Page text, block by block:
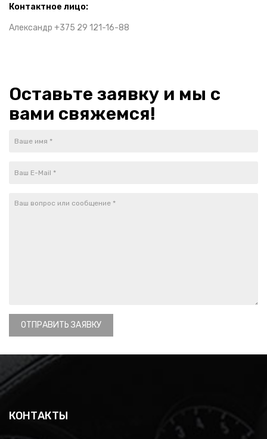
Контактное лицо:
Александр +375 29 121-16-88
Оставьте заявку и мы с
вами свяжемся!
ОТПРАВИТЬ ЗАЯВКУ
КОНТАКТЫ